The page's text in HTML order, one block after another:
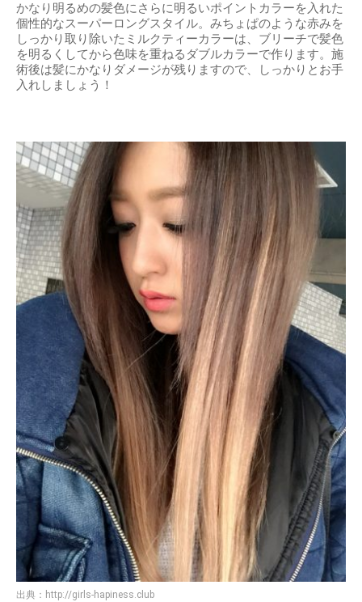
かなり明るめの髪色にさらに明るいポイントカラーを入れた
個性的なスーパーロングスタイル。みちょぱのような赤みを
しっかり取り除いたミルクティーカラーは、ブリーチで髪色
を明るくしてから色味を重ねるダブルカラーで作ります。施
術後は髪にかなりダメージが残りますので、しっかりとお手
入れしましょう！
出典： http://girls-hapiness.club